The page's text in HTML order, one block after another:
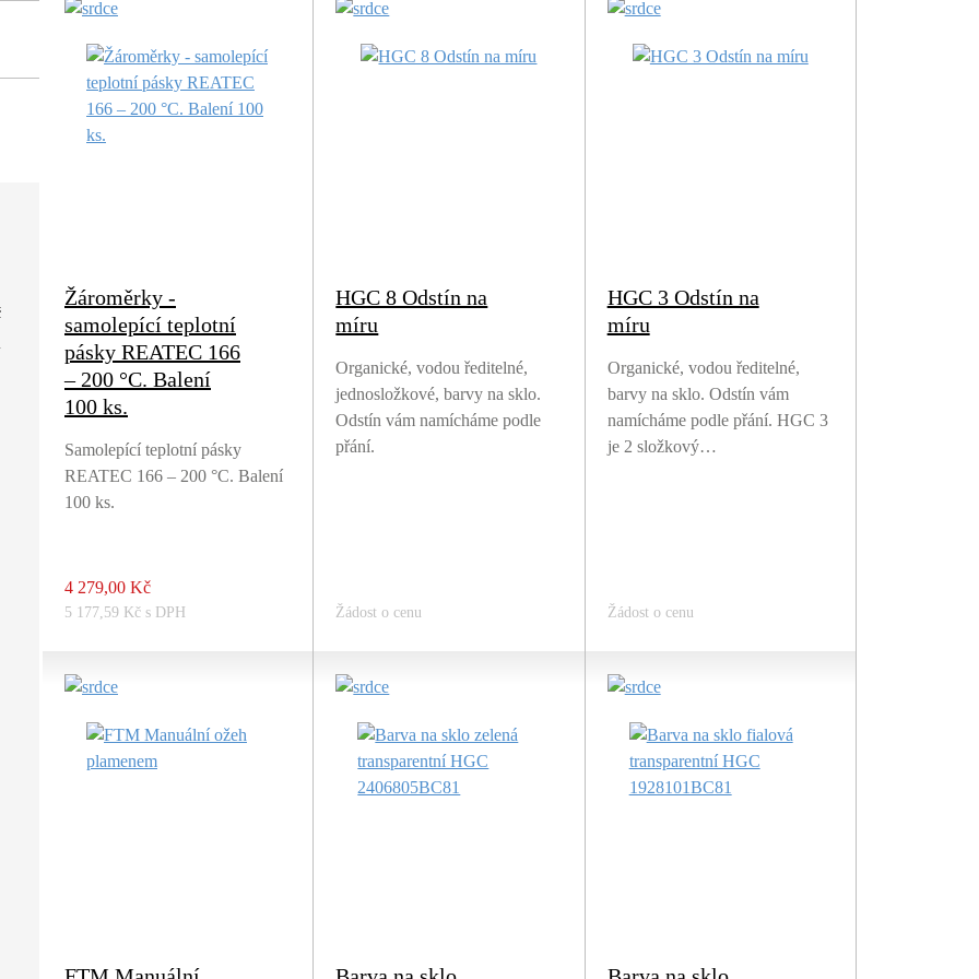
Žároměrky -
samolepící teplotní
pásky REATEC 166
– 200 °C. Balení
100 ks.
Samolepící teplotní pásky
REATEC 166 – 200 °C. Balení
100 ks.
4 279,00 Kč
5 177,59 Kč s DPH
HGC 8 Odstín na
míru
Organické, vodou ředitelné,
jednosložkové, barvy na sklo.
Odstín vám namícháme podle
přání.
Žádost o cenu
HGC 3 Odstín na
míru
Organické, vodou ředitelné,
barvy na sklo. Odstín vám
namícháme podle přání. HGC 3
je 2 složkový…
Žádost o cenu